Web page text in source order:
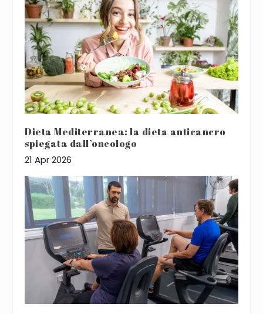
Dieta Mediterranea: la dieta anticancro
spiegata dall’oncologo
21 Apr 2026